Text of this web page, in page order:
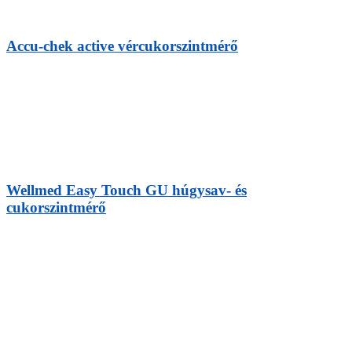
Accu-chek active vércukorszintmérő
Wellmed Easy Touch GU húgysav- és
cukorszintmérő